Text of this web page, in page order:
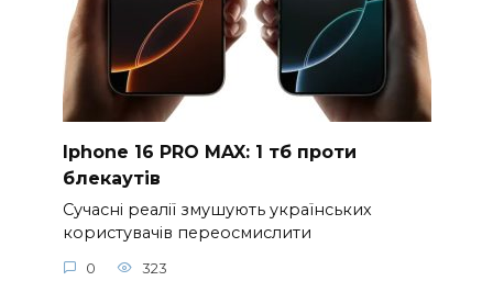
Iphone 16 PRO MAX: 1 тб проти
блекаутів
Сучасні реалії змушують українських
користувачів переосмислити
0 323